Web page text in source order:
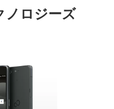
ノロジーズ